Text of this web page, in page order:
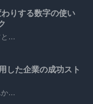
りする数字の使い
と…
した企業の成功スト
か…